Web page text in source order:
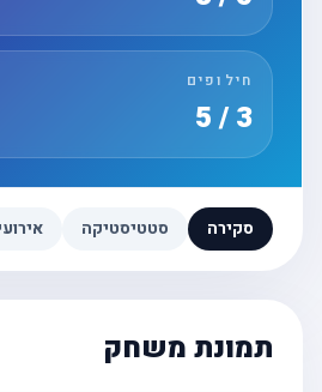
חילופים
3 / 5
סקירה סטטיסטיקה אירועים
תמונת משחק